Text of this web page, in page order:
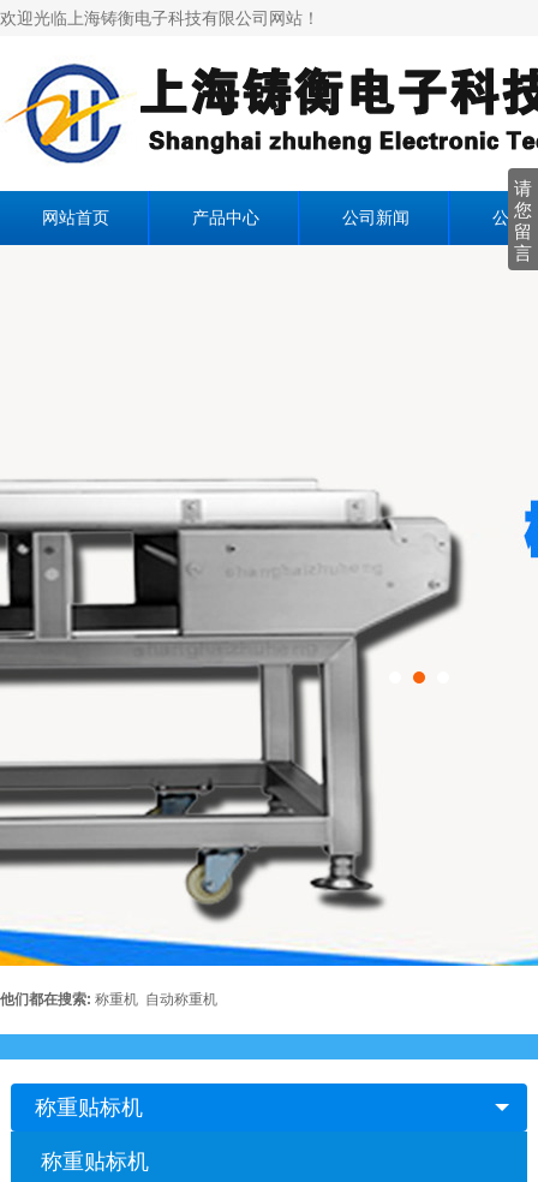
欢迎光临上海铸衡电子科技有限公司网站！
网站首页 产品中心 公司新闻 公司
他们都在搜索: 称重机 自动称重机
称重贴标机
称重贴标机
请
您
留
言